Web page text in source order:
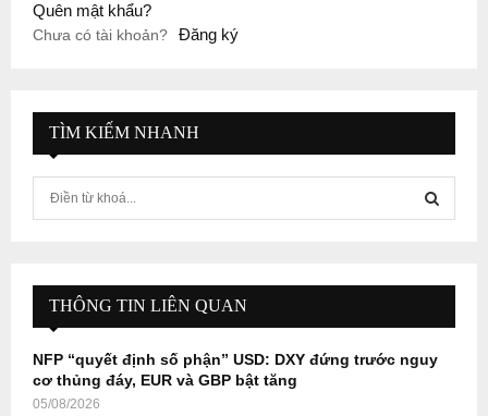
Quên mật khẩu?
Chưa có tài khoản? Đăng ký
TÌM KIẾM NHANH
f
r
E
A
R
THÔNG TIN LIÊN QUAN
NFP “quyết định số phận” USD: DXY đứng trước nguy
cơ thủng đáy, EUR và GBP bật tăng
05/08/2026